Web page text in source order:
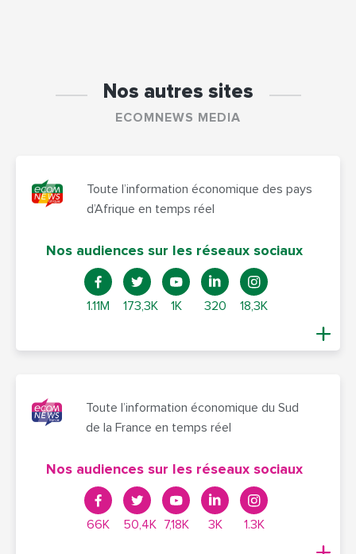
Nos autres sites
ECOMNEWS MEDIA
Toute l’information économique des pays
d’Afrique en temps réel
Nos audiences sur les réseaux sociaux
1.11M 173,3K 1K 320 18,3K
Toute l’information économique du Sud
de la France en temps réel
Nos audiences sur les réseaux sociaux
66K 50,4K 7,18K 3K 1.3K